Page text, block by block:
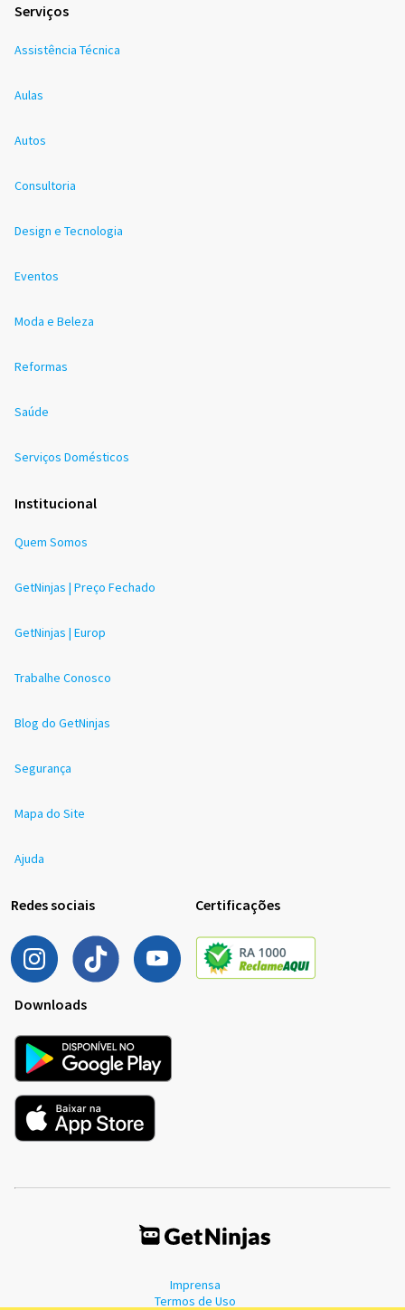
Serviços
Assistência Técnica
Aulas
Autos
Consultoria
Design e Tecnologia
Eventos
Moda e Beleza
Reformas
Saúde
Serviços Domésticos
Institucional
Quem Somos
GetNinjas | Preço Fechado
GetNinjas | Europ
Trabalhe Conosco
Blog do GetNinjas
Segurança
Mapa do Site
Ajuda
Redes sociais Certificações
Downloads
Imprensa
Termos de Uso